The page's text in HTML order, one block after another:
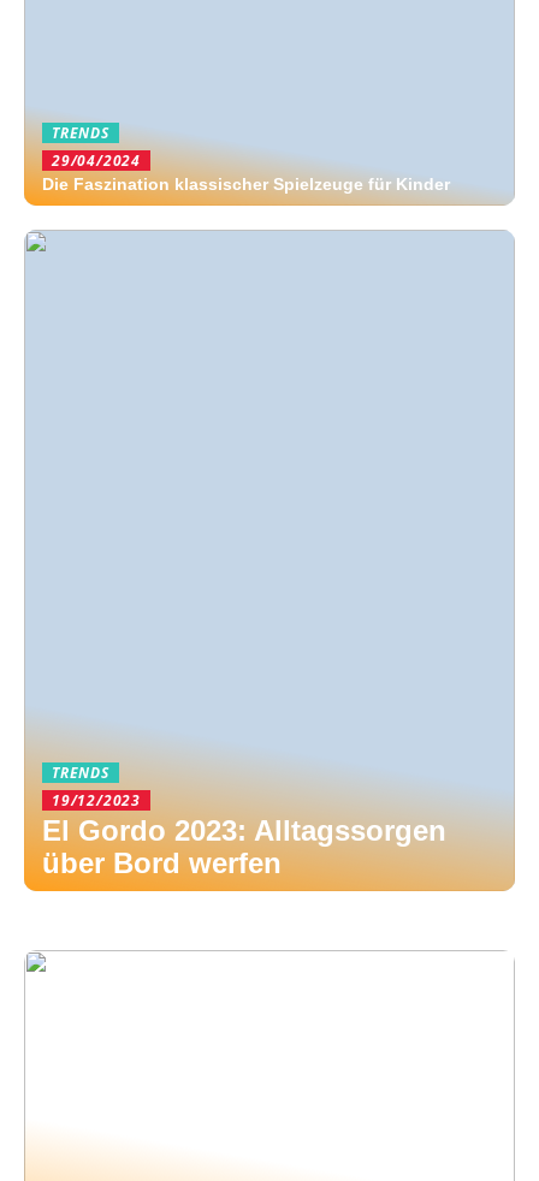
TRENDS
29/04/2024
Die Faszination klassischer Spielzeuge für Kinder
TRENDS
19/12/2023
El Gordo 2023: Alltagssorgen
über Bord werfen